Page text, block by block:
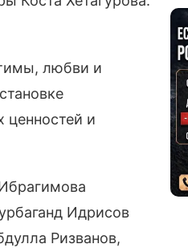
любви и
ценностей и
Идрисов
Ризванов,